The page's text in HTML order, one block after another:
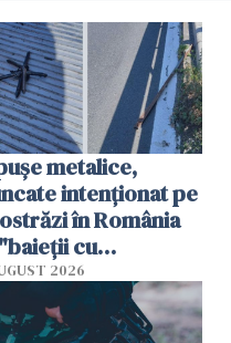
metalice,
intenționat pe
în România
cu
"Mi-au
1200 lei să mă
2026